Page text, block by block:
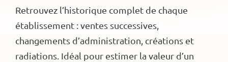
Retrouvez l’historique complet de chaque
établissement : ventes successives,
changements d’administration, créations et
radiations. Idéal pour estimer la valeur d’un